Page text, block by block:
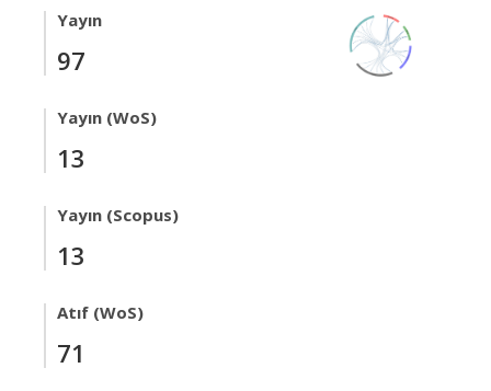
Yayın
97
Yayın (WoS)
13
Yayın (Scopus)
13
Atıf (WoS)
71